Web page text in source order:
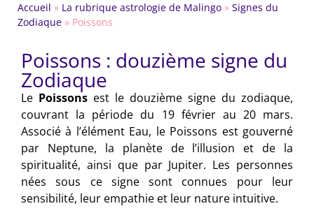
Accueil » La rubrique astrologie de Malingo » Signes du
Zodiaque » Poissons
Poissons : douzième signe du
Zodiaque
Le Poissons est le douzième signe du zodiaque,
couvrant la période du 19 février au 20 mars.
Associé à l’élément Eau, le Poissons est gouverné
par Neptune, la planète de l’illusion et de la
spiritualité, ainsi que par Jupiter. Les personnes
nées sous ce signe sont connues pour leur
sensibilité, leur empathie et leur nature intuitive.